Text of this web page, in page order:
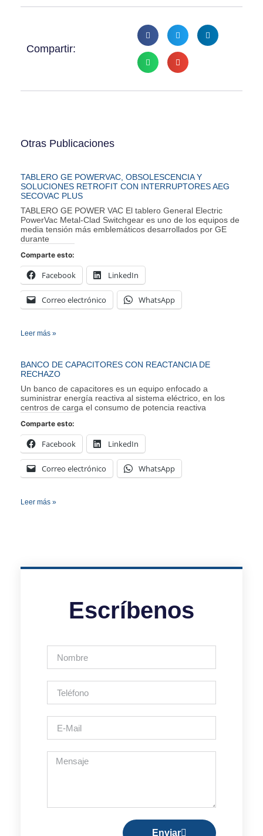
Compartir:
Otras Publicaciones
TABLERO GE POWERVAC, OBSOLESCENCIA Y
SOLUCIONES RETROFIT CON INTERRUPTORES AEG
SECOVAC PLUS
TABLERO GE POWER VAC El tablero General Electric
PowerVac Metal-Clad Switchgear es uno de los equipos de
media tensión más emblemáticos desarrollados por GE
durante
Comparte esto:
Facebook LinkedIn
Correo electrónico WhatsApp
Leer más »
BANCO DE CAPACITORES CON REACTANCIA DE
RECHAZO
Un banco de capacitores es un equipo enfocado a
suministrar energía reactiva al sistema eléctrico, en los
centros de carga el consumo de potencia reactiva
Comparte esto:
Facebook LinkedIn
Correo electrónico WhatsApp
Leer más »
Escríbenos
Enviar